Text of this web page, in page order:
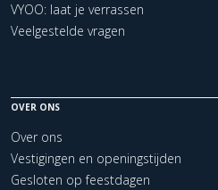
VYOO: laat je verrassen
Veelgestelde vragen
OVER ONS
Over ons
Vestigingen en openingstijden
Gesloten op feestdagen